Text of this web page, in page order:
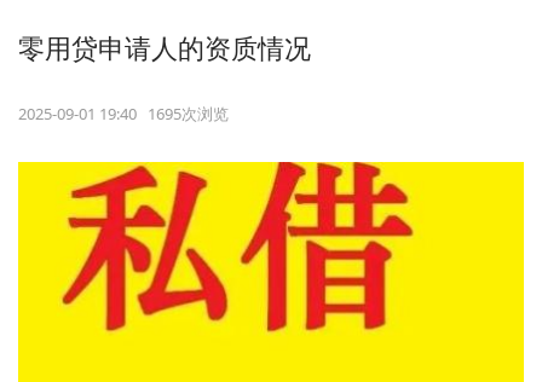
零用贷申请人的资质情况
2025-09-01 19:40 1695次浏览